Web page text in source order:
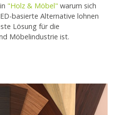
"Holz & Möbel" warum sich
basierte Alternative lohnen
Lösung für die
Möbelindustrie ist.